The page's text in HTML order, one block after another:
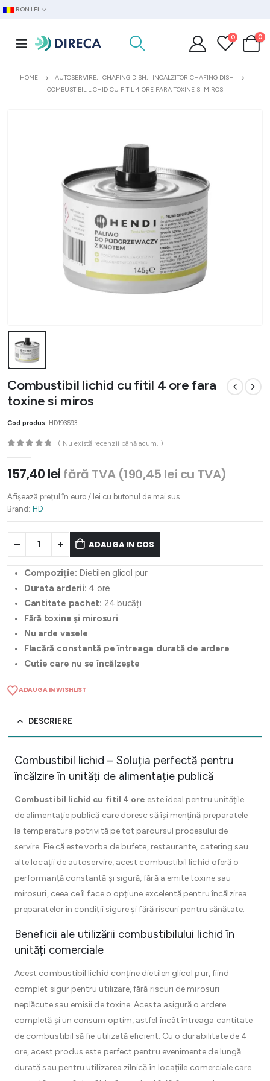
RON LEI
0 0
HOME AUTOSERVIRE, CHAFING DISH,
INCALZITOR CHAFING DISH
COMBUSTIBIL LICHID CU FITIL 4 ORE FARA TOXINE SI MIROS
Combustibil lichid cu fitil 4 ore fara
toxine si miros
Cod produs: HD193693
( Nu există recenzii până acum. )
157,40 lei fără TVA (190,45 lei cu TVA)
Afișează prețul în euro / lei cu butonul de mai sus
Brand: HD
ADAUGA IN COS
Compoziție: Dietilen glicol pur
Durata arderii: 4 ore
Cantitate pachet: 24 bucăți
Fără toxine și mirosuri
Nu arde vasele
Flacără constantă pe întreaga durată de ardere
Cutie care nu se încălzește
ADAUGA IN WISHLIST
DESCRIERE
Combustibil lichid – Soluția perfectă pentru
încălzire în unități de alimentație publică
Combustibil lichid cu fitil 4 ore este ideal pentru unitățile
de alimentație publică care doresc să își mențină preparatele
la temperatura potrivită pe tot parcursul procesului de
servire. Fie că este vorba de bufete, restaurante, catering sau
alte locații de autoservire, acest combustibil lichid oferă o
performanță constantă și sigură, fără a emite toxine sau
mirosuri, ceea ce îl face o opțiune excelentă pentru încălzirea
preparatelor în condiții sigure și fără riscuri pentru sănătate.
Beneficii ale utilizării combustibilului lichid în
unități comerciale
Acest combustibil lichid conține dietilen glicol pur, fiind
complet sigur pentru utilizare, fără riscuri de mirosuri
neplăcute sau emisii de toxine. Acesta asigură o ardere
completă și un consum optim, astfel încât întreaga cantitate
de combustibil să fie utilizată eficient. Cu o durabilitate de 4
ore, acest produs este perfect pentru evenimente de lungă
durată sau pentru utilizarea zilnică în locațiile comerciale care